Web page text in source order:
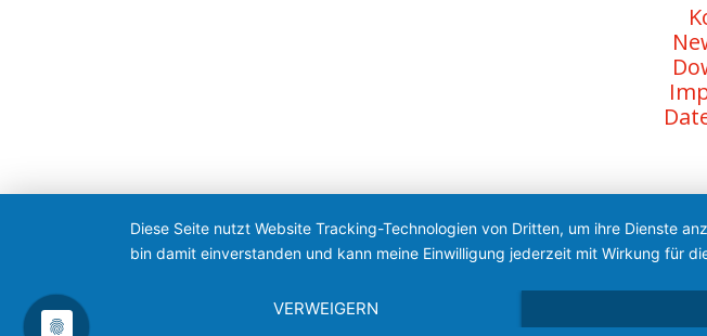
Diese Seite nutzt Website Tracking-Technologien von Dritten, um ihre Dienste
bin damit einverstanden und kann meine Einwilligung jederzeit mit Wirkung für
VERWEIGERN